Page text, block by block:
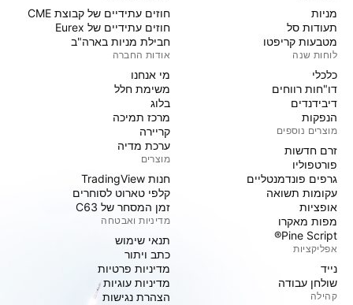
מניות‏
תעודות סל
מטבעות קריפטו
לוחות שנה
כלכלי
דו"חות רווחים
דיבידנדים
הנפקות
מוצרים נוספים
זרם חדשות
פורטפוליו
גרפים פונדמנטליים
עקומות תשואה
אופציות
מפות מאקרו
Pine Script®
אפליקציות
נייד
שולחן עבודה
קהילה
חוזים עתידיים של קבוצת CME
חוזים עתידיים של Eurex
חבילת מניות בארה"ב
אודות החברה
מי אנחנו
משימת חלל
בלוג
מרכז תמיכה
קריירה
ערכת מדיה
מוצרים
חנות TradingView
קלפי טארוט לסוחרים
זמן המסחר של C63
מדיניות ואבטחה
תנאי שימוש
כתב ויתור
מדיניות פרטיות
מדיניות עוגיות
הצהרת נגישות